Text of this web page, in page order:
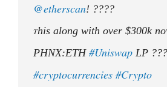
@etherscan! ????
This along with over $300k
PHNX:ETH #Uniswap LP
#cryptocurrencies #Crypto